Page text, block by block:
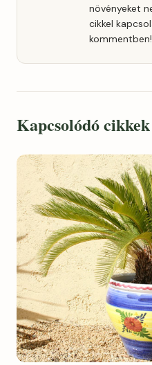
növényeket
cikkel
kommentben!
Kapcsolódó cikkek